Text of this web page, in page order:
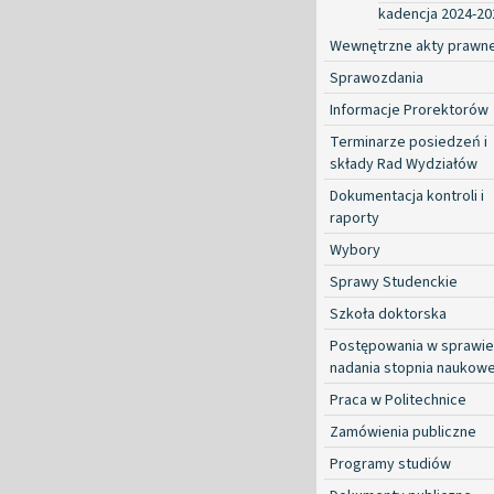
kadencja 2024-
Wewnętrzne akty
Sprawozdania
Informacje Prorektorów
Terminarze posiedzeń i
składy Rad Wydziałów
Dokumentacja kontroli i
raporty
Wybory
Sprawy Studenckie
Szkoła doktorska
Postępowania w sprawie
nadania stopnia
Praca w Politechnice
Zamówienia publiczne
Programy studiów